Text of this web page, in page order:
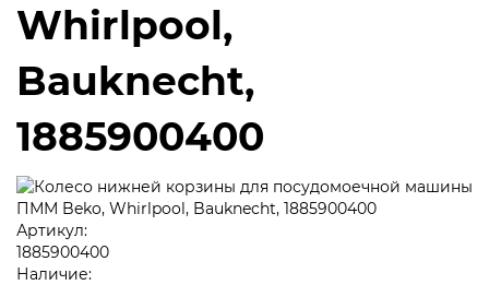
Whirlpool,
Bauknecht,
1885900400
Артикул:
1885900400
Наличие: